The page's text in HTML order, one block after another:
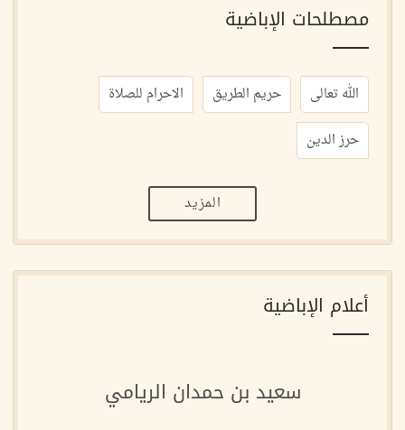
مصطلحات الإباضية
الله تعالى حريم الطريق
الاحرام للصلاة
حرز الدين
المزيد
أعلام الإباضية
سعيد بن حمدان الريامي